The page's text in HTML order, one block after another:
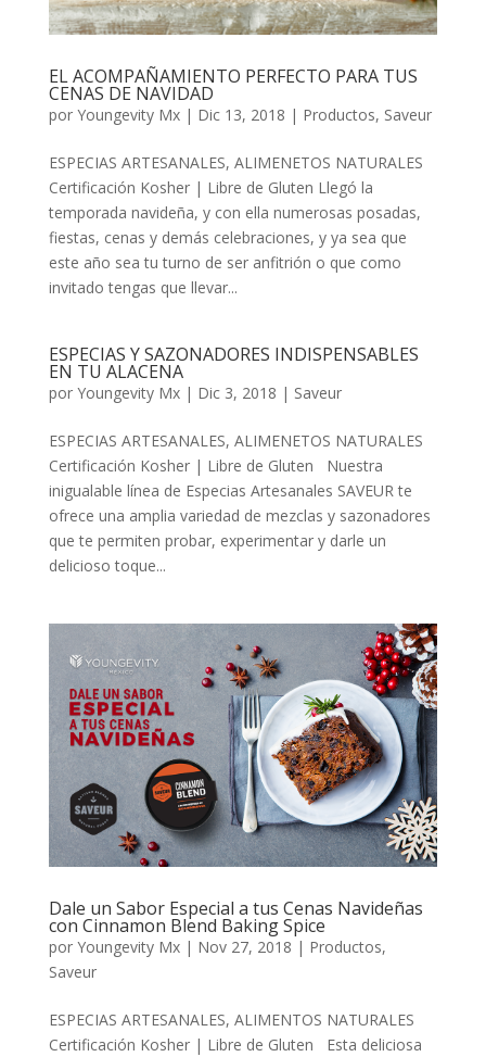
EL ACOMPAÑAMIENTO PERFECTO PARA TUS
CENAS DE NAVIDAD
por Youngevity Mx| Dic 13, 2018 | Productos, Saveur
ESPECIAS ARTESANALES, ALIMENETOS NATURALES
Certificación Kosher | Libre de Gluten Llegó la
temporada navideña, y con ella numerosas posadas,
fiestas, cenas y demás celebraciones, y ya sea que
este año sea tu turno de ser anfitrión o que como
invitado tengas que llevar...
ESPECIAS Y SAZONADORES INDISPENSABLES
EN TU ALACENA
por Youngevity Mx| Dic 3, 2018 | Saveur
ESPECIAS ARTESANALES, ALIMENETOS NATURALES
Certificación Kosher | Libre de Gluten Nuestra
inigualable línea de Especias Artesanales SAVEUR te
ofrece una amplia variedad de mezclas y sazonadores
que te permiten probar, experimentar y darle un
delicioso toque...
Dale un Sabor Especial a tus Cenas Navideñas
con Cinnamon Blend Baking Spice
por Youngevity Mx| Nov 27, 2018 | Productos,
Saveur
ESPECIAS ARTESANALES, ALIMENTOS NATURALES
Certificación Kosher | Libre de Gluten Esta deliciosa